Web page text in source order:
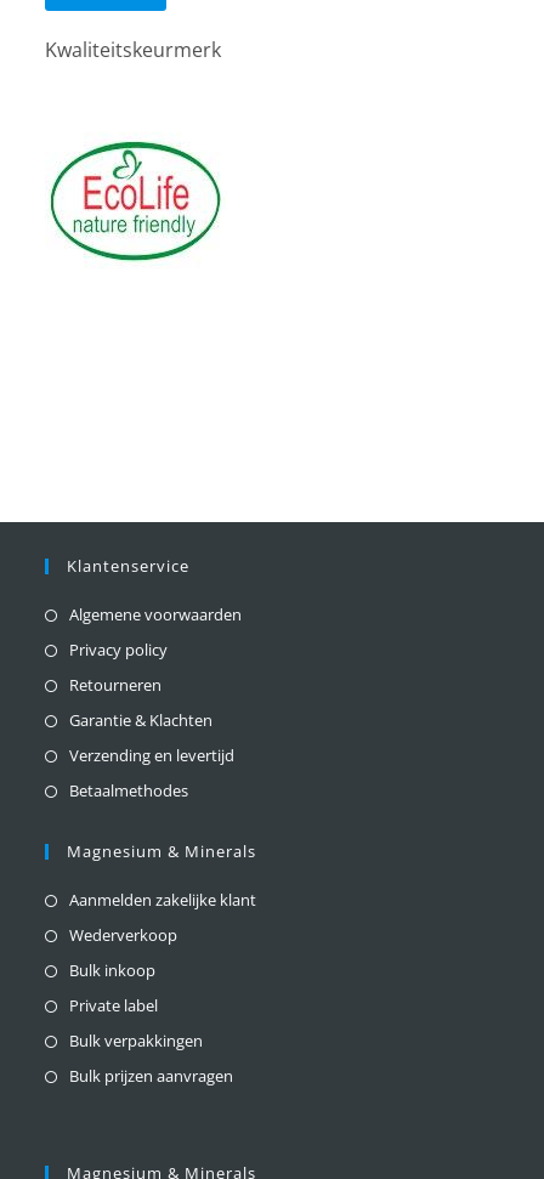
Kwaliteitskeurmerk
Klantenservice
Algemene voorwaarden
Privacy policy
Retourneren
Garantie & Klachten
Verzending en levertijd
Betaalmethodes
Magnesium & Minerals
Aanmelden zakelijke klant
Wederverkoop
Bulk inkoop
Private label
Bulk verpakkingen
Bulk prijzen aanvragen
Magnesium & Minerals